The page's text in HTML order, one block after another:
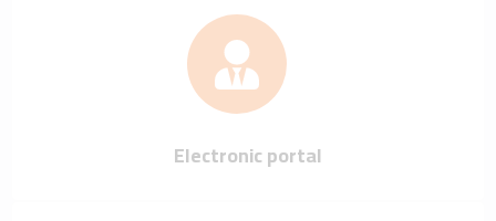
Electronic portal